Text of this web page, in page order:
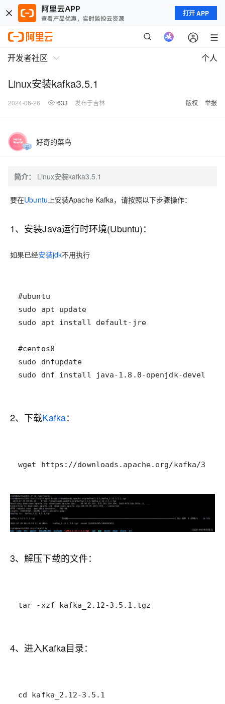
打开 APP
开发者社区 个人
Linux安装kafka3.5.1
2024-06-26 633 发布于吉林 版权 举报
好奇的菜鸟
简介： Linux安装kafka3.5.1
要在Ubuntu 上安装Apache Kafka，请按照以下步骤操作：
1、安装Java运行时环境(Ubuntu)：
如果已经安装jdk不用执行
sudo apt install default-jre
sudo dnf install java-1.8.0-openjdk-devel
2、下载Kafka：
wget https://downloads.apache.org/kafka/
3、解压下载的文件：
tar -xzf kafka_2.12-3.5.1.tgz
4、进入Kafka目录：
cd kafka_2.12-3.5.1